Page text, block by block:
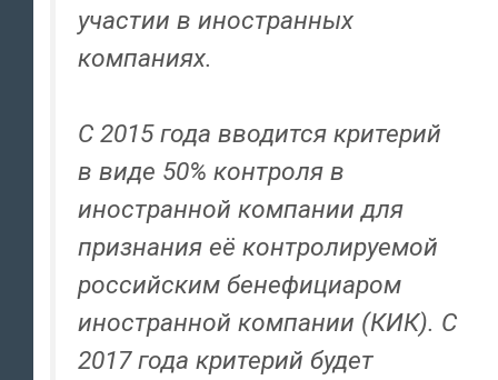
участии в иностранных
компаниях.
С 2015 года вводится критерий
в виде 50% контроля в
иностранной компании для
признания её контролируемой
российским бенефициаром
иностранной компании (КИК). С
2017 года критерий будет